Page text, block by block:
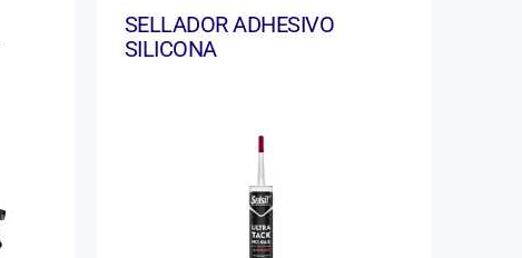
SELLADOR ADHESIVO
SILICONA